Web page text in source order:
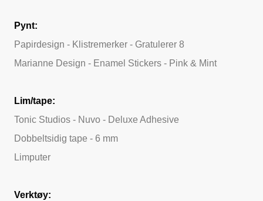
Pynt:
Papirdesign - Klistremerker - Gratulerer 8
Marianne Design - Enamel Stickers - Pink & Mint
Lim/tape:
Tonic Studios - Nuvo - Deluxe Adhesive
Dobbeltsidig tape - 6 mm
Limputer
Verktøy: